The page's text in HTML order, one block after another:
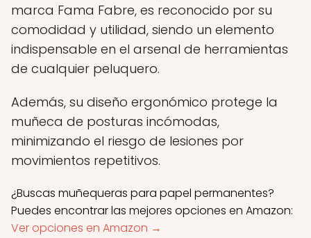
marca Fama Fabre, es reconocido por su
comodidad y utilidad, siendo un elemento
indispensable en el arsenal de herramientas
de cualquier peluquero.
Además, su diseño ergonómico protege la
muñeca de posturas incómodas,
minimizando el riesgo de lesiones por
movimientos repetitivos.
¿Buscas muñequeras para papel permanentes?
Puedes encontrar las mejores opciones en Amazon:
Ver opciones en Amazon →